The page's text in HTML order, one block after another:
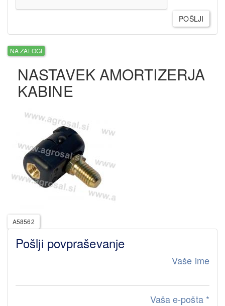
POŠLJI
NA ZALOGI
NASTAVEK AMORTIZERJA
KABINE
A58562
Pošlji povpraševanje
Vaše ime
Vaša e-pošta *